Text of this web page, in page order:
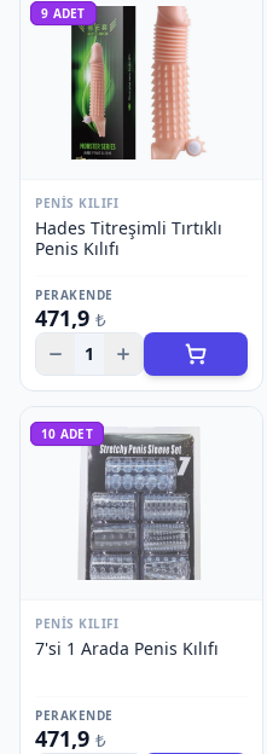
9 ADET
PENIS KILIFI
Hades Titreşimli Tırtıklı
Penis Kılıfı
PERAKENDE
471,9 ₺
1
10 ADET
PENIS KILIFI
7'si 1 Arada Penis Kılıfı
PERAKENDE
471,9 ₺